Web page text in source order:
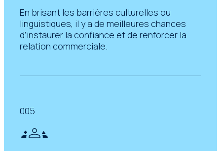
En brisant les barrières culturelles ou
linguistiques, il y a de meilleures chances
d’instaurer la confiance et de renforcer la
relation commerciale.
005